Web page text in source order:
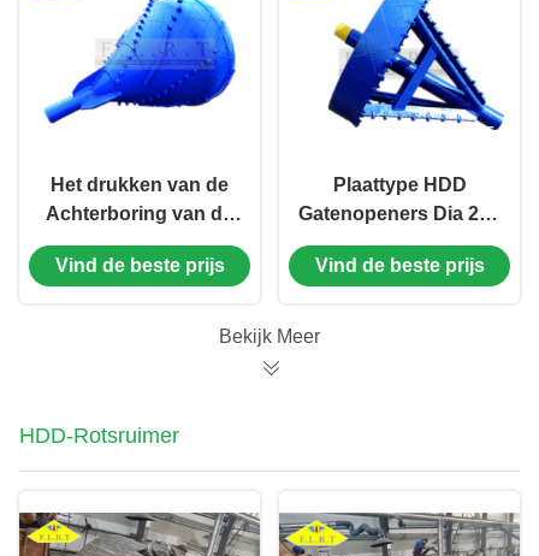
Scherp Materiaal
Het drukken van de
Achterboring van de
Gatenopener, de
Ruimer van het de
Vind de beste prijs
Plaattype HDD
Gatenopeners Dia 200
~ 2000mm Trenchless
voor HDD-Boring
Vind de beste prijs
Bekijk Meer
HDD-Rotsruimer